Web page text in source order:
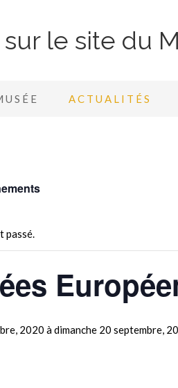
le site du
ACTUALITÉS
passé.
2020 àdimanche 20 septembre,